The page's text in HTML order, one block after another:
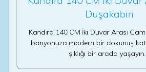
Duşakabin
Kandıra 140 CM İki Duvar Arası
banyonuza modern bir dokunuş
şıklığı bir arada